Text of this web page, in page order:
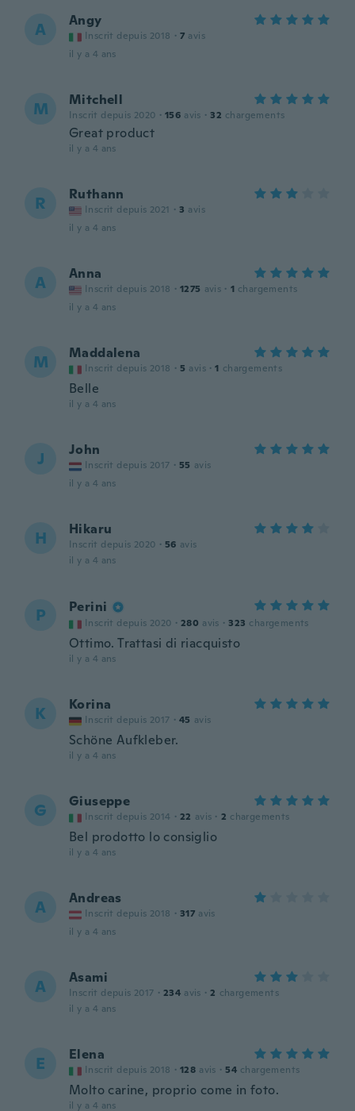
A Angy
Inscrit depuis 2018 · 7 avis
il y a 4 ans
M Mitchell
Inscrit depuis 2020 · 156 avis · 32 chargements
Great product
il y a 4 ans
R Ruthann
Inscrit depuis 2021 · 3 avis
il y a 4 ans
A Anna
Inscrit depuis 2018 · 1275 avis · 1 chargements
il y a 4 ans
M Maddalena
Inscrit depuis 2018 · 5 avis · 1 chargements
Belle
il y a 4 ans
J John
Inscrit depuis 2017 · 55 avis
il y a 4 ans
H Hikaru
Inscrit depuis 2020 · 56 avis
il y a 4 ans
P Perini
Inscrit depuis 2020 · 280 avis · 323 chargements
Ottimo. Trattasi di riacquisto
il y a 4 ans
K Korina
Inscrit depuis 2017 · 45 avis
Schöne Aufkleber.
il y a 4 ans
G Giuseppe
Inscrit depuis 2014 · 22 avis · 2 chargements
Bel prodotto lo consiglio
il y a 4 ans
A Andreas
Inscrit depuis 2018 · 317 avis
il y a 4 ans
A Asami
Inscrit depuis 2017 · 234 avis · 2 chargements
il y a 4 ans
E Elena
Inscrit depuis 2018 · 128 avis · 54 chargements
Molto carine, proprio come in foto.
il y a 4 ans